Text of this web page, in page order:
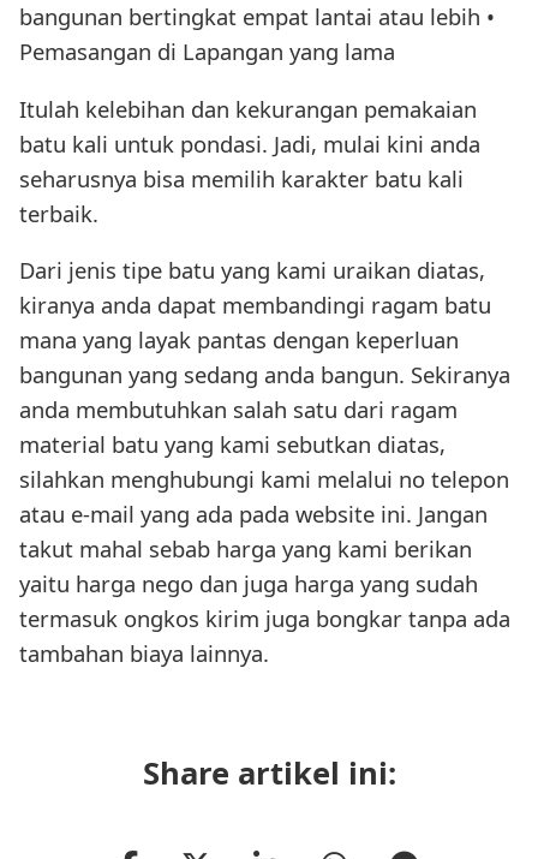
bangunan bertingkat empat lantai atau lebih •
Pemasangan di Lapangan yang lama
Itulah kelebihan dan kekurangan pemakaian
batu kali untuk pondasi. Jadi, mulai kini anda
seharusnya bisa memilih karakter batu kali
terbaik.
Dari jenis tipe batu yang kami uraikan diatas,
kiranya anda dapat membandingi ragam batu
mana yang layak pantas dengan keperluan
bangunan yang sedang anda bangun. Sekiranya
anda membutuhkan salah satu dari ragam
material batu yang kami sebutkan diatas,
silahkan menghubungi kami melalui no telepon
atau e-mail yang ada pada website ini. Jangan
takut mahal sebab harga yang kami berikan
yaitu harga nego dan juga harga yang sudah
termasuk ongkos kirim juga bongkar tanpa ada
tambahan biaya lainnya.
Share artikel ini: